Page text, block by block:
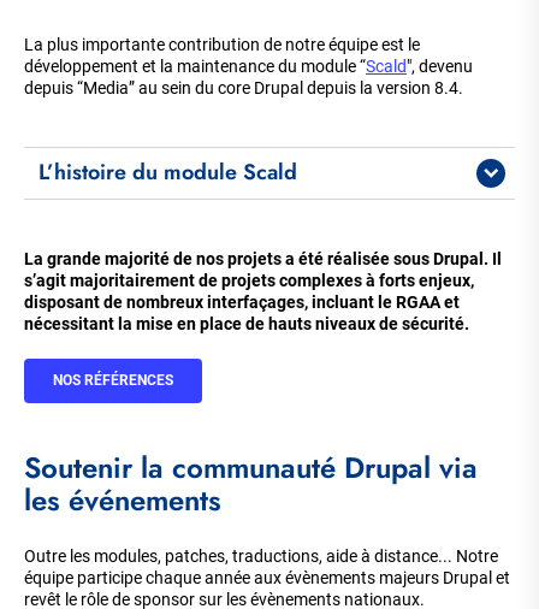
La plus importante contribution de notre équipe est le
développement et la maintenance du module “Scald", devenu
depuis “Media” au sein du core Drupal depuis la version 8.4.
L’histoire du module Scald
La grande majorité de nos projets a été réalisée sous Drupal. Il
s’agit majoritairement de projets complexes à forts enjeux,
disposant de nombreux interfaçages, incluant le RGAA et
nécessitant la mise en place de hauts niveaux de sécurité.
NOS RÉFÉRENCES
Soutenir la communauté Drupal via
les événements
Outre les modules, patches, traductions, aide à distance... Notre
équipe participe chaque année aux évènements majeurs Drupal et
revêt le rôle de sponsor sur les évènements nationaux.